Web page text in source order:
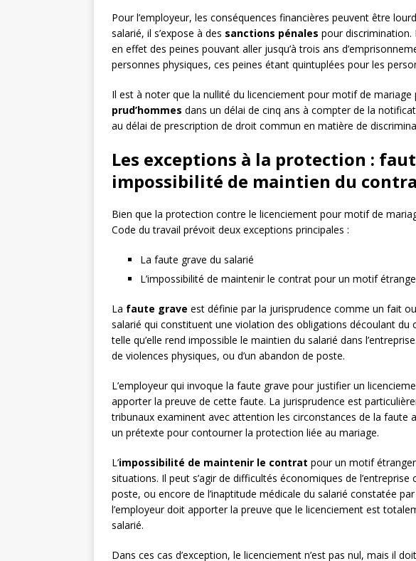
Pour l’employeur, les conséquences financières peuvent être
salarié, il s’expose à des sanctions pénales pour discrimination.
en effet des peines pouvant aller jusqu’à trois ans
personnes physiques, ces peines étant quintuplées pour les
Il est à noter que la nullité du licenciement pour motif de
prud’hommes dans un délai de cinq ans à compter de la
au délai de prescription de droit commun en matière de
Les exceptions à la protection :
impossibilité de maintien du
Bien que la protection contre le licenciement pour motif de
Code du travail prévoit deux exceptions principales :
La faute grave du salarié
L’impossibilité de maintenir le contrat pour un motif
La faute grave est définie par la jurisprudence comme un fait
salarié qui constituent une violation des obligations découlant du
telle qu’elle rend impossible le maintien du salarié dans
de violences physiques, ou d’un abandon de poste.
L’employeur qui invoque la faute grave pour justifier un
apporter la preuve de cette faute. La jurisprudence est
tribunaux examinent avec attention les circonstances de la faute
un prétexte pour contourner la protection liée au mariage.
L’impossibilité de maintenir le contrat pour un motif
situations. Il peut s’agir de difficultés économiques de
poste, ou encore de l’inaptitude médicale du salarié constatée
l’employeur doit apporter la preuve que le licenciement est
salarié.
Dans ces cas d’exception, le licenciement n’est pas nul, mais il